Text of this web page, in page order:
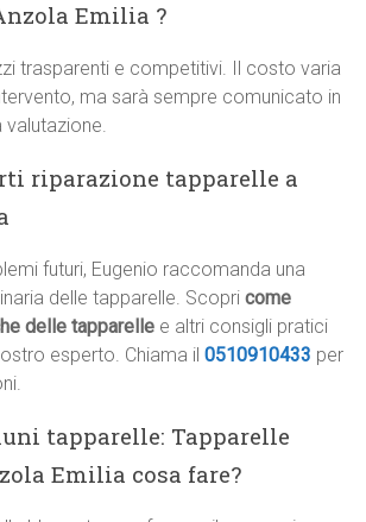
Emilia ?
trasparenti e competitivi. Il costo varia
ma sarà sempre comunicato in
valutazione.
riparazione tapparelle a
futuri, Eugenio raccomanda una
delle tapparelle. Scopricome
delle tapparelle e altri consigli pratici
esperto. Chiama il0510910433 per
tapparelle: Tapparelle
Emilia cosa fare?